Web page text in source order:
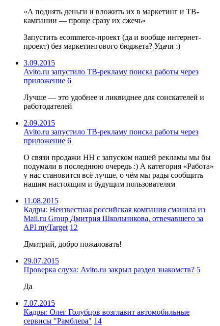
«А поднять деньги и вложить их в маркетинг и ТВ-
кампании — проще сразу их сжечь»
Запустить ecommerce-проект (да и вообще интернет-
проект) без маркетингового бюджета? Удачи :)
3.09.2015
Avito.ru запустило ТВ-рекламу поиска работы через
приложение 6
Лучше — это удобнее и ликвиднее для соискателей и
работодателей
2.09.2015
Avito.ru запустило ТВ-рекламу поиска работы через
приложение 6
О связи продажи HH с запуском нашей рекламы мы бы
подумали в последнюю очередь :) А категория «Работа»
у нас становится всё лучше, о чём мы рады сообщить
нашим настоящим и будущим пользователям
11.08.2015
Кадры: Неизвестная российская компания сманила из
Mail.ru Group Дмитрия Школьникова, отвечавшего за
API myTarget 12
Дмитрий, добро пожаловать!
29.07.2015
Проверка слуха: Avito.ru закрыл раздел знакомств? 5
Да
7.07.2015
Кадры: Олег Голубцов возглавит автомобильные
сервисы "Рамблера" 14